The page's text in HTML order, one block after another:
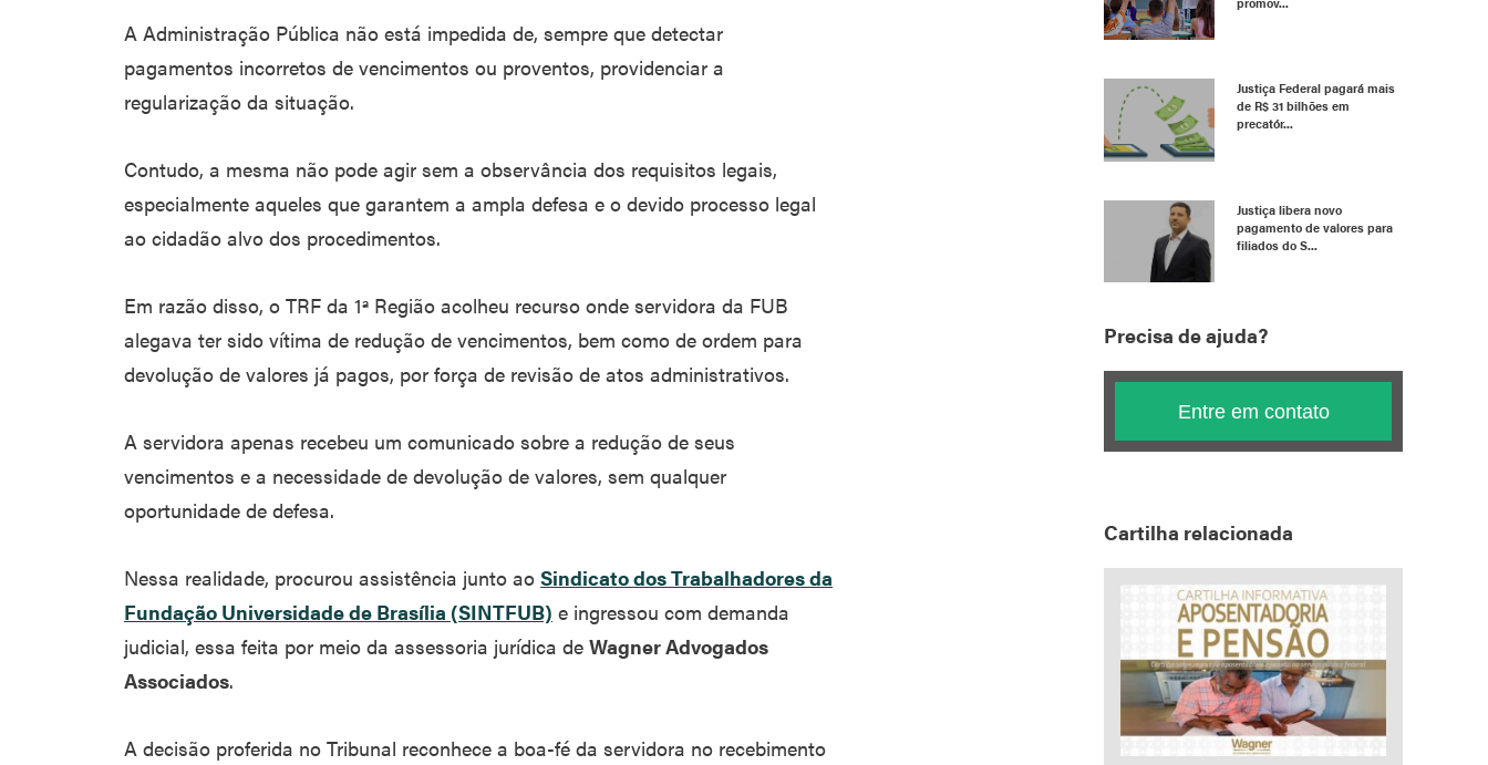
A Administração Pública não está impedida de, sempre que detectar
pagamentos incorretos de vencimentos ou proventos, providenciar a
regularização da situação.
Contudo, a mesma não pode agir sem a observância dos requisitos legais,
especialmente aqueles que garantem a ampla defesa e o devido processo legal
ao cidadão alvo dos procedimentos.
Em razão disso, o TRF da 1ª Região acolheu recurso onde servidora da FUB
alegava ter sido vítima de redução de vencimentos, bem como de ordem para
devolução de valores já pagos, por força de revisão de atos administrativos.
A servidora apenas recebeu um comunicado sobre a redução de seus
vencimentos e a necessidade de devolução de valores, sem qualquer
oportunidade de defesa.
Nessa realidade, procurou assistência junto ao Sindicato dos Trabalhadores da
Fundação Universidade de Brasília (SINTFUB) e ingressou com demanda
judicial, essa feita por meio da assessoria jurídica de Wagner Advogados
Associados.
A decisão proferida no Tribunal reconhece a boa-fé da servidora no recebimento
Justiça Federal pagará mais
de R$ 31 bilhões em
precatór...
Justiça libera novo
pagamento de valores para
filiados do S...
Precisa de ajuda?
Entre em contato
Cartilha relacionada